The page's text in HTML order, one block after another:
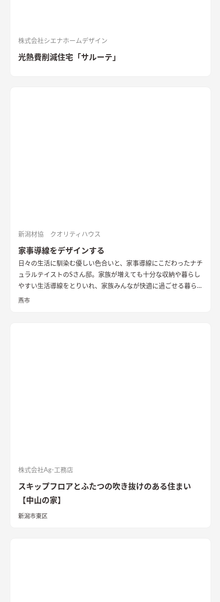
株式会社シエナホームデザイン
光熱費削減住宅「サルーテ」
新潟材協 クオリティハウス
家事導線をデザインする
日々の生活に馴染む優しい色合いと、家事導線にこだわったナチ
ュラルテイストのSさん邸。家族が増えても十分な収納や暮らし
やすい生活導線をとりいれ、家族みんなが快適に過ごせる暮ら
しを実現させました。キッチンを中心に１階をぐるっと１周出
燕市
株式会社Ag-工務店
スキップフロアとふたつの吹き抜けのある住まい
【中山の家】
新潟市東区